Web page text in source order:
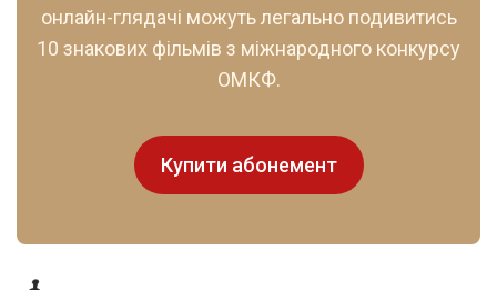
онлайн-глядачі можуть легально подивитись
10 знакових фільмів з міжнародного конкурсу
ОМКФ.
Купити абонемент